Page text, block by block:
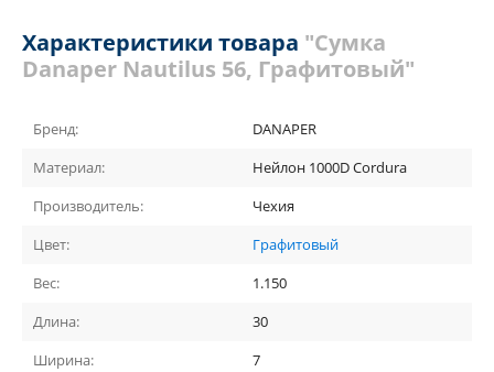
Характеристики товара "Сумка
Danaper Nautilus 56, Графитовый"
Бренд:
DANAPER
Материал:
Нейлон 1000D Cordura
Производитель:
Чехия
Цвет:
Графитовый
Вес:
1.150
Длина:
30
Ширина:
7